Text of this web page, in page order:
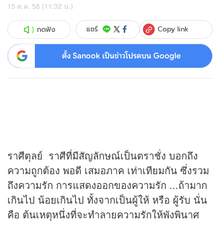
15 ต.ค. 58 (11:32 น.)
กดฟัง แชร์ Copy link
ตั้ง Sanook เป็นข่าวโปรดบน Google
ราศีตุลย์ ราศีที่มีสัญลักษณ์เป็นตราชั่ง บอกถึง
ความถูกต้อง พอดี เสมอภาค เท่าเทียมกัน ซึ่งรวม
ถึงความรัก การแสดงออกของความรัก ...ถ้ามาก
เกินไป น้อยเกินไป ทั้งจากเป็นผู้ให้ หรือ ผู้รับ นั่น
คือ ต้นเหตุหนึ่งที่จะทำลายความรักให้พังพินาศ